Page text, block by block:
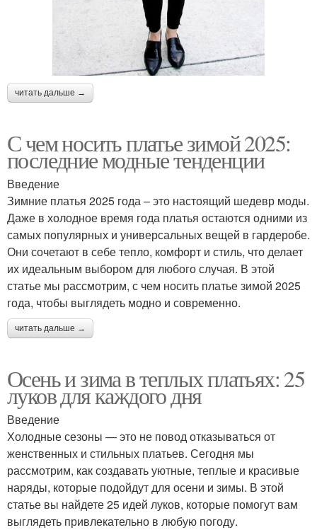
читать дальше →
С чем носить платье зимой 2025:
последние модные тенденции
Введение
Зимние платья 2025 года – это настоящий шедевр моды.
Даже в холодное время года платья остаются одними из
самых популярных и универсальных вещей в гардеробе.
Они сочетают в себе тепло, комфорт и стиль, что делает
их идеальным выбором для любого случая. В этой
статье мы рассмотрим, с чем носить платье зимой 2025
года, чтобы выглядеть модно и современно.
читать дальше →
Осень и зима в теплых платьях: 25
луков для каждого дня
Введение
Холодные сезоны — это не повод отказываться от
женственных и стильных платьев. Сегодня мы
рассмотрим, как создавать уютные, теплые и красивые
наряды, которые подойдут для осени и зимы. В этой
статье вы найдете 25 идей луков, которые помогут вам
выглядеть привлекательно в любую погоду.